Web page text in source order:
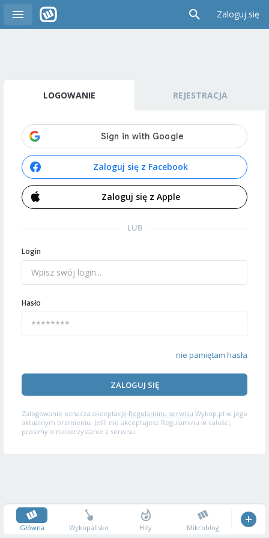
Zaloguj się
LOGOWANIE REJESTRACJA
Zaloguj się z Facebook
Zaloguj się z Apple
LUB
Login
Hasło
nie pamiętam hasła
ZALOGUJ SIĘ
Zalogowanie oznacza akceptację Regulaminu serwisu Wykop.pl w jego
aktualnym brzmieniu. Jeśli nie akceptujesz Regulaminu w całości,
prosimy o niekorzystanie z serwisu.
Główna Wykopalisko Hity Mikroblog